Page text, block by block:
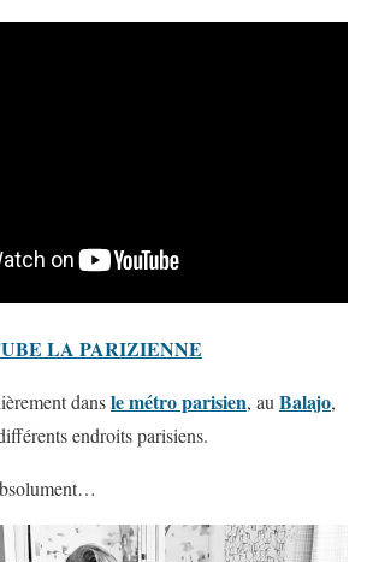
LA PARIZIENNE
dansle métro parisien, au Balajo,
endroits parisiens.